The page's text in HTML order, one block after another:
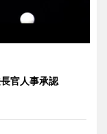
官人事承認